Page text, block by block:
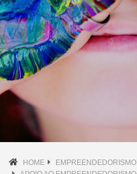
HOME
EMPREENDEDORISMO